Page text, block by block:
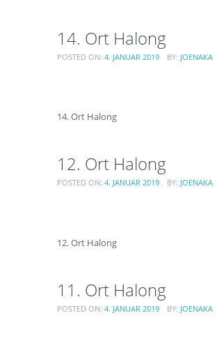
14. Ort Halong
POSTED ON: 4. JANUAR 2019 BY: JOENAKA
14. Ort Halong
12. Ort Halong
POSTED ON: 4. JANUAR 2019 BY: JOENAKA
12. Ort Halong
11. Ort Halong
POSTED ON: 4. JANUAR 2019 BY: JOENAKA